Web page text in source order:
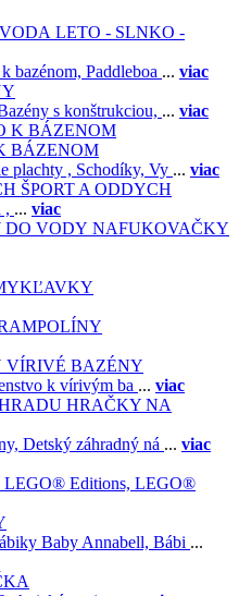
LETO - SLNKO -
bazénom, Paddleboa ... viac
s konštrukciou, ... viac
BÁZENOM
plachty , Schodíky, Vy ... viac
ŠPORT A ODDYCH
, ... viac
NAFUKOVAČKY
VÍRIVÉ BAZÉNY
k vírivým ba ... viac
HRAČKY NA
Detský záhradný ná ... viac
LEGO® Editions, LEGO®
Baby Annabell, Bábi ...